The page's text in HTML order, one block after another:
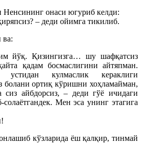
Ненсининг онаси югуриб келди:
– деди ойимга тикилиб.
ва:
йўқ. Қизингизга… шу шафқатсиз
қадам босмаслигини айтяпман.
устидан кулмаслик кераклиги
болани ортиқ кўришни хоҳламайман,
сиз айбдорсиз, – деди гўё ичидаги
Мен эса унинг этагига
кўзларида ёш қал­қир, тинмай